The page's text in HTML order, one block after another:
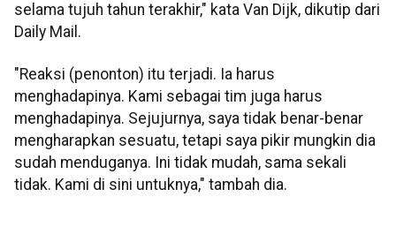
selama tujuh tahun terakhir," kata Van Dijk, dikutip dari
Daily Mail.
"Reaksi (penonton) itu terjadi. Ia harus
menghadapinya. Kami sebagai tim juga harus
menghadapinya. Sejujurnya, saya tidak benar-benar
mengharapkan sesuatu, tetapi saya pikir mungkin dia
sudah menduganya. Ini tidak mudah, sama sekali
tidak. Kami di sini untuknya," tambah dia.